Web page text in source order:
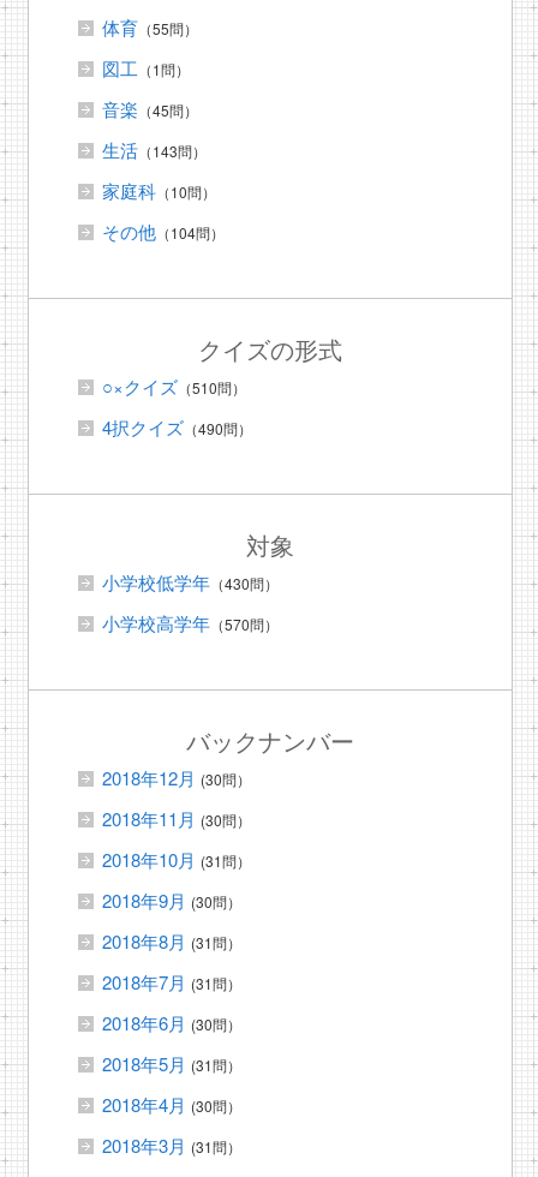
体育（55問）
図工 （1問）
音楽 （45問）
生活（143問）
家庭科（10問）
その他（104問）
クイズの形式
○×クイズ（510問）
4択クイズ（490問）
対象
小学校低学年（430問）
小学校高学年（570問）
バックナンバー
2018年12月 (30問）
2018年11月 (30問）
2018年10月 (31問）
2018年9月 (30問）
2018年8月 (31問）
2018年7月 (31問）
2018年6月 (30問）
2018年5月 (31問）
2018年4月 (30問）
2018年3月 (31問）